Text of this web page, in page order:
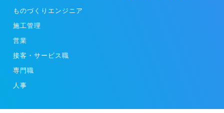
ものづくりエンジニア
施工管理
営業
接客・サービス職
専門職
人事